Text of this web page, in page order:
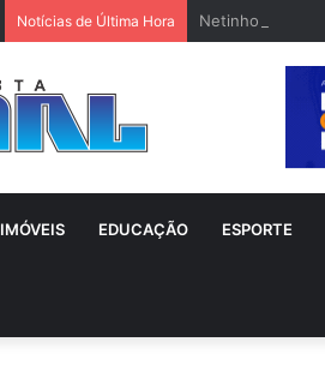
Notícias de Última Hora Netinho sofre
IMÓVEIS EDUCAÇÃO ESPORTE